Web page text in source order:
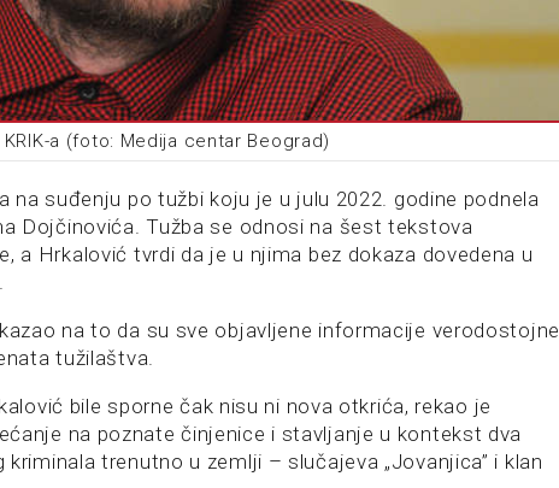
a (foto: Medija centar Beograd)
na suđenju po tužbi koju je u julu 2022. godine podnela
Dojčinovića. Tužba se odnosi na šest tekstova
a Hrkalović tvrdi da je u njima bez dokaza dovedena u
na to da su sve objavljene informacije verodostojne
tužilaštva.
bile sporne čak nisu ni nova otkrića, rekao je
na poznate činjenice i stavljanje u kontekst dva
trenutno u zemlji – slučajeva „Jovanjica” i klan